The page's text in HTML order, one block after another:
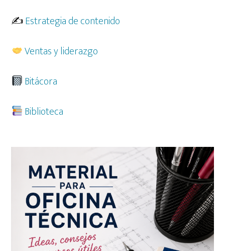
✍️Estrategia de contenido
Ventas y liderazgo
Bitácora
Biblioteca